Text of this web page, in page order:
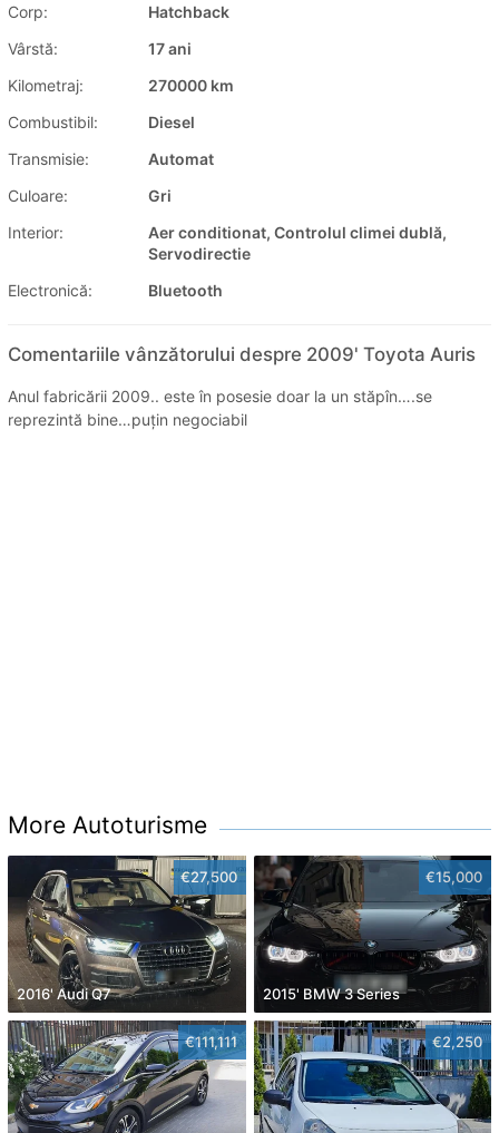
Corp:
Hatchback
Vârstă:
17 ani
Kilometraj:
270000 km
Combustibil:
Diesel
Transmisie:
Automat
Culoare:
Gri
Interior:
Aer conditionat, Controlul climei dublă,
Servodirectie
Electronică:
Bluetooth
Comentariile vânzătorului despre 2009' Toyota Auris
Anul fabricării 2009.. este în posesie doar la un stăpîn….se
reprezintă bine…puțin negociabil
More Autoturisme
€27,500
2016' Audi Q7
€15,000
2015' BMW 3 Series
€111,111 €2,250